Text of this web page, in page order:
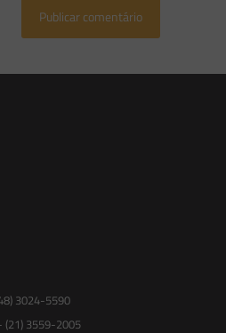
3024-5590
(21) 3559-2005